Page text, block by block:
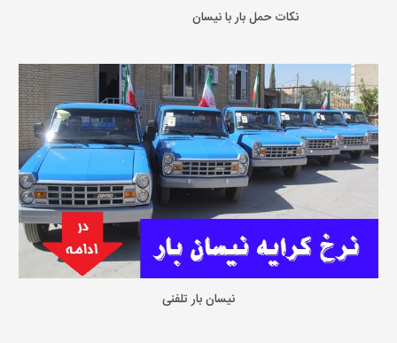
نکات حمل بار با نیسان
نیسان بار تلفنی